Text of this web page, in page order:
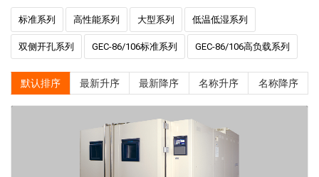
标准系列 高性能系列 大型系列 低温低湿系列
双侧开孔系列 GEC-86/106标准系列 GEC-86/106高负载系列
默认排序 最新升序 最新降序 名称升序 名称降序